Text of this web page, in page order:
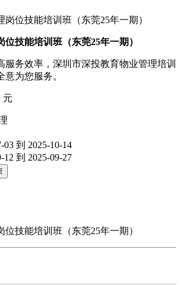
技能培训班（东莞25年一期）
服务效率，深圳市深投教育物业管理培训
为您服务。
元
03 到 2025-10-14
12 到 2025-09-27
技能培训班（东莞25年一期）